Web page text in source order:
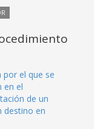
por el que se
en el
de un
destino en